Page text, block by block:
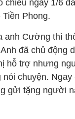
chiều ngày 1/6
Phong.
anh Cường thì
đã chủ động
hỗ trợ nhưng
nói chuyện.
gửi tặng người